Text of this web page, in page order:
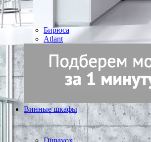
Бирюса
Atlant
Винные шкафы
Dunavox